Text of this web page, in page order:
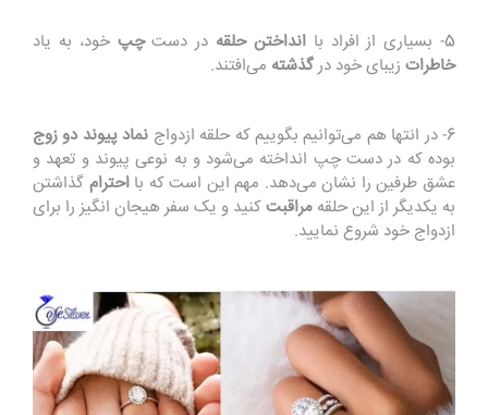
5- بسیاری از افراد با انداختن حلقه در دستچپخود، به یاد
خاطرات زیبای خود درگذشته می‌افتند.
6- در انتها هم می‌توانیم بگوییم که حلقه ازدواج
نماد پیوند دو زوج
بوده که در دست چپ انداخته می‌شود و به نوعی پیوند و تعهد و
عشق طرفین را نشان می‌دهد. مهم این است که بااحترام گذاشتن
به یکدیگر از این حلقه مراقبتکنید و یک سفر هیجان انگیز را برای
ازدواج خود شروع نمایید.